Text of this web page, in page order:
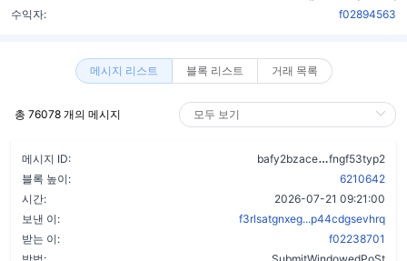
수익자:
f02894563
메시지 리스트 블록 리스트 거래 목록
총 76078 개의 메시지
메시지 ID: bafy2bzace
fngf53typ2
블록 높이:
6210642
시간:
2026-07-21 09:21:00
보낸 이:
f3rlsatgnxeg...p44cdgsevhrq
받는 이:
f02238701